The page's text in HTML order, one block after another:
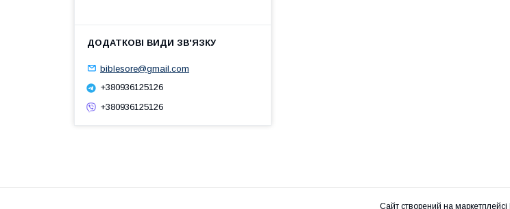
biblesore@gmail.com
+380936125126
+380936125126
Сайт створений на маркетплейсі